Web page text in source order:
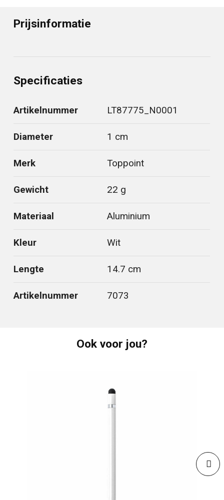
Prijsinformatie
Specificaties
Artikelnummer LT87775_N0001
Diameter 1 cm
Merk Toppoint
Gewicht 22 g
Materiaal Aluminium
Kleur Wit
Lengte 14.7 cm
Artikelnummer 7073
Ook voor jou?